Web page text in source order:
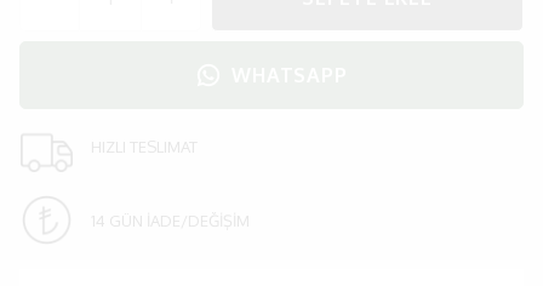
HIZLI TESLIMAT
14 GÜN İADE/DEĞİŞİM